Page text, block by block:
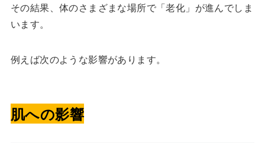
その結果、体のさまざまな場所で「老化」が進んでしま
います。
例えば次のような影響があります。
肌への影響